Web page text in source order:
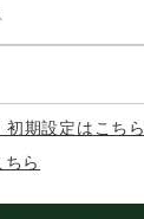
期設定はこちら
ら